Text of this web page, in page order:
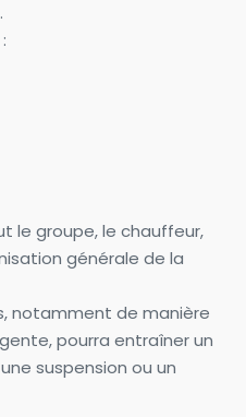
le groupe, le chauffeur,
générale de la
notamment de manière
pourra entraîner un
suspension ou un